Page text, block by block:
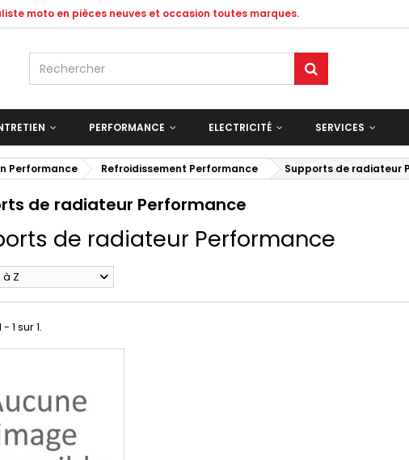
moto en pièces neuves et occasion toutes marques.
PERFORMANCE ELECTRICITÉ SERVICES
Performance Refroidissement Performance Supports de radiateur
de radiateur Performance
de radiateur Performance
à Z
1 sur 1.